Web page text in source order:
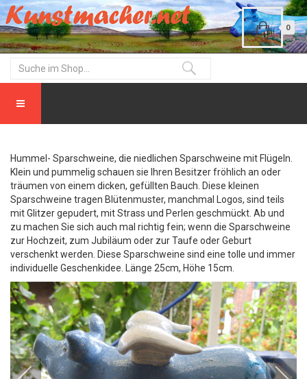
0
Hummel- Sparschweine, die niedlichen Sparschweine mit Flügeln.
Klein und pummelig schauen sie Ihren Besitzer fröhlich an oder
träumen von einem dicken, gefüllten Bauch. Diese kleinen
Sparschweine tragen Blütenmuster, manchmal Logos, sind teils
mit Glitzer gepudert, mit Strass und Perlen geschmückt. Ab und
zu machen Sie sich auch mal richtig fein; wenn die Sparschweine
zur Hochzeit, zum Jubiläum oder zur Taufe oder Geburt
verschenkt werden. Diese Sparschweine sind eine tolle und immer
individuelle Geschenkidee. Länge 25cm, Höhe 15cm.